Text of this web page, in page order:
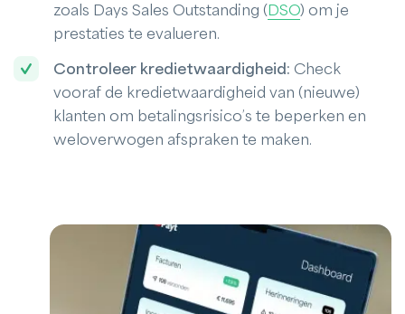
zoals Days Sales Outstanding (DSO) om je
prestaties te evalueren.
Controleer kredietwaardigheid: Check
vooraf de kredietwaardigheid van (nieuwe)
klanten om betalingsrisico’s te beperken en
weloverwogen afspraken te maken.